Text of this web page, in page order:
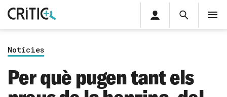
Cerca
privada
Inicia sessió
Notícies
Per què pugen tant els